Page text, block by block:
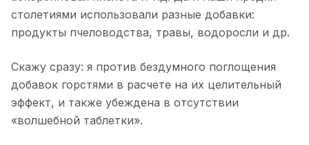
столетиями использовали разные добавки:
продукты пчеловодства, травы, водоросли и др.
Скажу сразу: я против бездумного поглощения
добавок горстями в расчете на их целительный
эффект, и также убеждена в отсутствии
«волшебной таблетки».